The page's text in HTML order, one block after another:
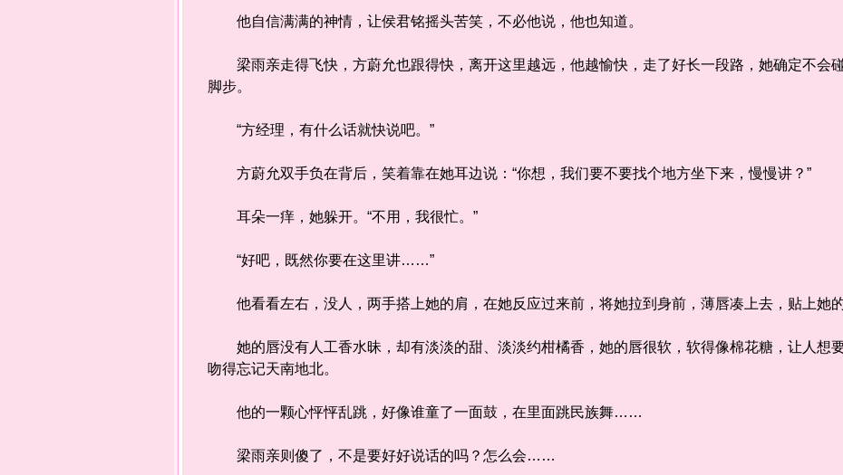
他自信满满的神情，让侯君铭摇头苦笑，不必他说，他也知道。
梁雨亲走得飞快，方蔚允也跟得快，离开这里越远，他越愉快，走了好长一段路，她确定不会
脚步。
“方经理，有什么话就快说吧。”
方蔚允双手负在背后，笑着靠在她耳边说：“你想，我们要不要找个地方坐下来，慢慢讲？”
耳朵一痒，她躲开。“不用，我很忙。”
“好吧，既然你要在这里讲……”
他看看左右，没人，两手搭上她的肩，在她反应过来前，将她拉到身前，薄唇凑上去，贴上她的
她的唇没有人工香水昧，却有淡淡的甜、淡淡约柑橘香，她的唇很软，软得像棉花糖，让人想要
吻得忘记天南地北。
他的一颗心怦怦乱跳，好像谁童了一面鼓，在里面跳民族舞……
梁雨亲则傻了，不是要好好说话的吗？怎么会……